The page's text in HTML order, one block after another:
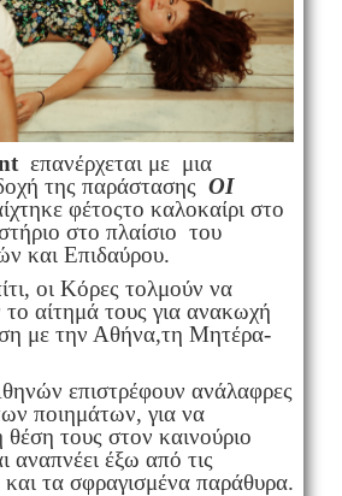
επανέρχεται με μια
της παράστασης ΟΙ
φέτοςτο καλοκαίρι στο
στο πλαίσιο του
και Επιδαύρου.
οι Κόρες τολμούν να
αίτημά τους για ανακωχή
με την Αθήνα,τη Μητέρα-
επιστρέφουν ανάλαφρες
ποιημάτων, για να
θέση τους στον καινούριο
αναπνέει έξω από τις
και τα σφραγισμένα παράθυρα.